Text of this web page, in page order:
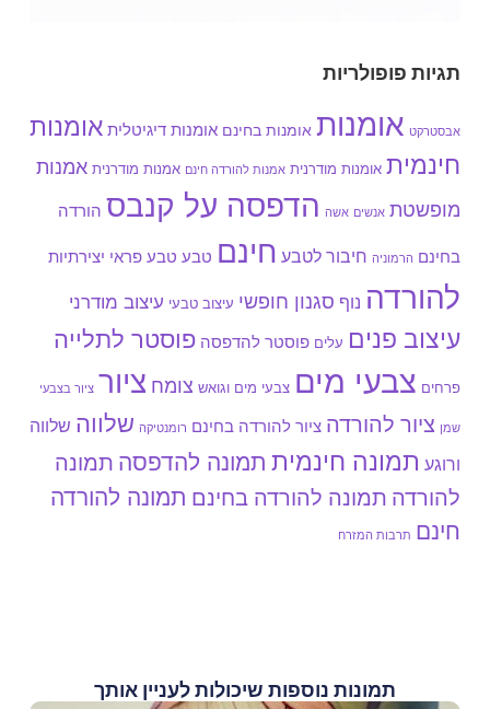
תגיות פופולריות
אבסטרקט אומנות אומנות בחינם אומנות דיגיטלית אומנות
חינמית אומנות מודרנית אמנות להורדה חינם אמנות מודרנית אמנות
מופשטת אנשים אשה הדפסה על קנבס הורדה
בחינם הרמוניה חיבור לטבע חינם טבע טבע פראי יצירתיות
להורדה נוף סגנון חופשי עיצוב טבעי עיצוב מודרני
עיצוב פנים עלים פוסטר להדפסה פוסטר לתלייה
פרחים צבעי מים צבעי מים וגואש צומח ציור ציור בצבעי
שמן ציור להורדה ציור להורדה בחינם רומנטיקה שלווה שלווה
ורוגע תמונה חינמית תמונה להדפסה תמונה
להורדה תמונה להורדה בחינם תמונה להורדה
חינם תרבות המזרח
תמונות נוספות שיכולות לעניין אותך